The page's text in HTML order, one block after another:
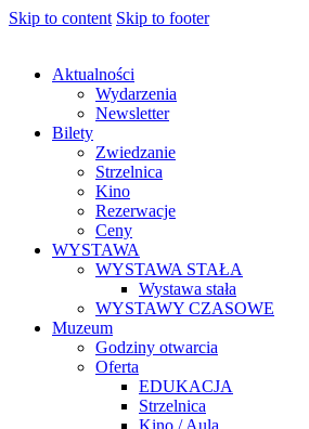
Skip to content Skip to footer
Aktualności
Wydarzenia
Newsletter
Bilety
Zwiedzanie
Strzelnica
Kino
Rezerwacje
Ceny
WYSTAWA
WYSTAWA STAŁA
Wystawa stała
WYSTAWY CZASOWE
Muzeum
Godziny otwarcia
Oferta
EDUKACJA
Strzelnica
Kino / Aula